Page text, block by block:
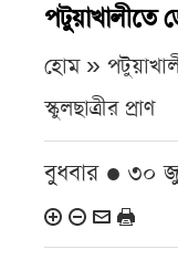
পটুয়াখালীতে
হোম »
স্কুলছাত্রীর প্রাণ
বুধবার ● ৩০